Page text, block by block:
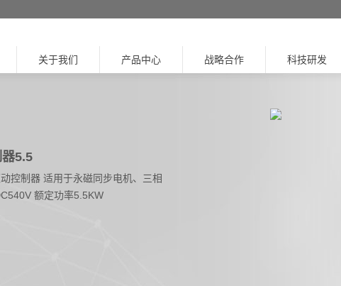
关于我们 产品中心 战略合作 科技研发
5.5
控制器 适用于永磁同步电机、三相
额定功率5.5KW